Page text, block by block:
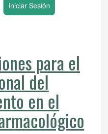
Iniciar Sesión
para el
del
en el